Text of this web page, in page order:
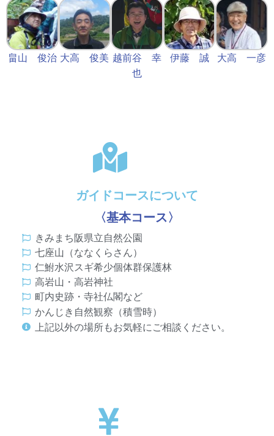
畠山 俊治 大高 俊美 越前谷 幸
也
伊藤 誠 大高 一彦
ガイドコースについて
〈基本コース〉
きみまち阪県立自然公園
七座山（ななくらさん）
仁鮒水沢スギ希少個体群保護林
高岩山・高岩神社
町内史跡・寺社仏閣など
かんじき自然観察（積雪時）
上記以外の場所もお気軽にご相談ください。